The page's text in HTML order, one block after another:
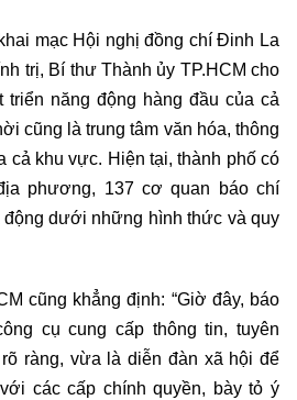
mạc Hội nghị đồng chí Đinh La
trị, Bí thư Thành ủy TP.HCM cho
triển năng động hàng đầu của cả
cũng là trung tâm văn hóa, thông
cả khu vực. Hiện tại, thành phố có
phương, 137 cơ quan báo chí
dưới những hình thức và quy
cũng khẳng định: “Giờ đây, báo
cụ cung cấp thông tin, tuyên
ràng, vừa là diễn đàn xã hội để
các cấp chính quyền, bày tỏ ý